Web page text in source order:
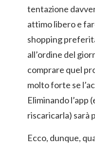
tentazione
attimo libero e
shopping
all’ordine del
comprare quel
molto forte se
Eliminando l’app
riscaricarla) sarà
Ecco, dunque,